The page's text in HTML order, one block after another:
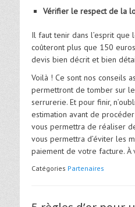
Vérifier le respect de la
Il faut tenir dans l’esprit que
coûteront plus que 150
devis bien décrit et bien
Voilà ! Ce sont nos conseils
permettront de tomber sur
serrurerie. Et pour finir,
estimation avant de
vous permettra de réaliser
vous permettra d’éviter les
paiement de votre facture. À
Catégories Partenaires